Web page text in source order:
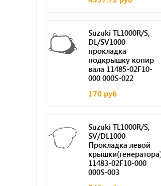
Suzuki TL1000R/S,
DL/SV1000
прокладка
подкрышку копир
вала 11485-02F10-
000 000S-022
170 руб
Suzuki TL1000R/S,
SV/DL1000
Прокладка левой
крышки(генератора)
11483-02F10-000
000S-003